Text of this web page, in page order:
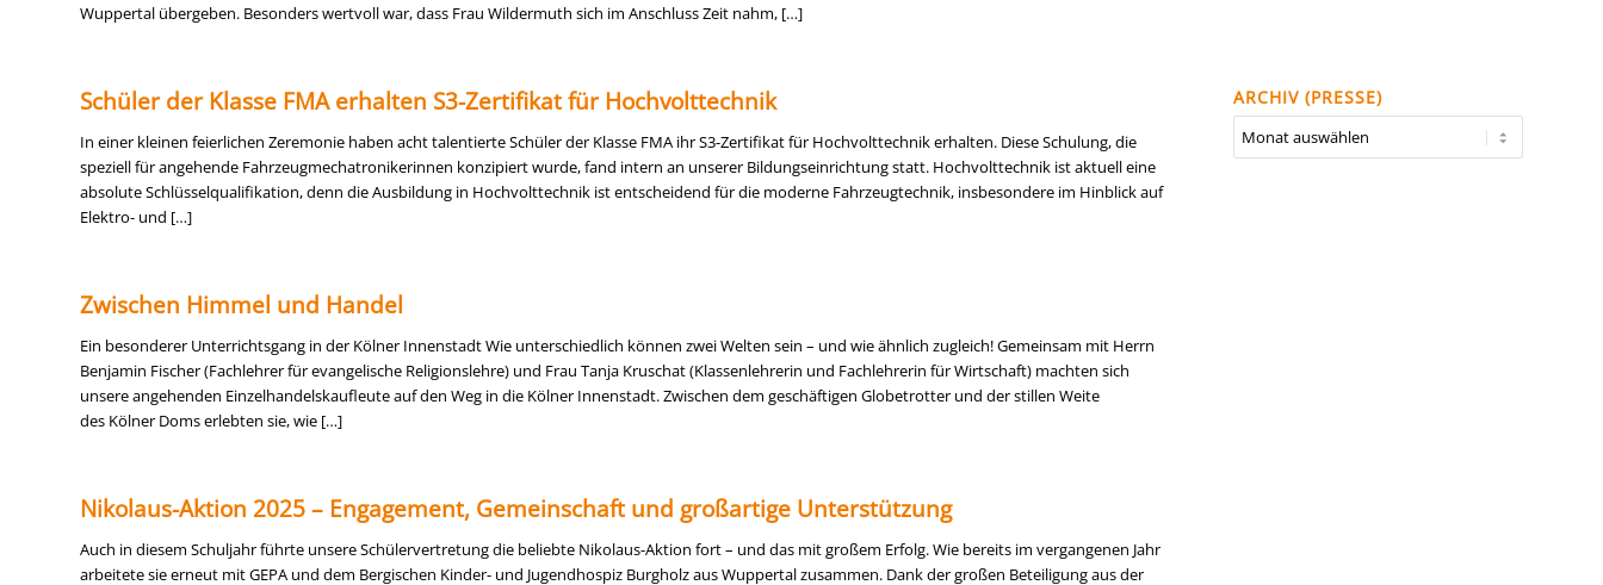
Wuppertal übergeben. Besonders wertvoll war, dass Frau Wildermuth sich im Anschluss Zeit nahm, […]
Schüler der Klasse FMA erhalten S3-Zertifikat für Hochvolttechnik
In einer kleinen feierlichen Zeremonie haben acht talentierte Schüler der Klasse FMA ihr S3-Zertifikat für Hochvolttechnik erhalten. Diese Schulung, die
speziell für angehende Fahrzeugmechatronikerinnen konzipiert wurde, fand intern an unserer Bildungseinrichtung statt. Hochvolttechnik ist aktuell eine
absolute Schlüsselqualifikation, denn die Ausbildung in Hochvolttechnik ist entscheidend für die moderne Fahrzeugtechnik, insbesondere im Hinblick auf
Elektro- und […]
Zwischen Himmel und Handel
Ein besonderer Unterrichtsgang in der Kölner Innenstadt Wie unterschiedlich können zwei Welten sein – und wie ähnlich zugleich! Gemeinsam mit Herrn
Benjamin Fischer (Fachlehrer für evangelische Religionslehre) und Frau Tanja Kruschat (Klassenlehrerin und Fachlehrerin für Wirtschaft) machten sich
unsere angehenden Einzelhandelskaufleute auf den Weg in die Kölner Innenstadt. Zwischen dem geschäftigen Globetrotter und der stillen Weite
des Kölner Doms erlebten sie, wie […]
Nikolaus-Aktion 2025 – Engagement, Gemeinschaft und großartige Unterstützung
Auch in diesem Schuljahr führte unsere Schülervertretung die beliebte Nikolaus-Aktion fort – und das mit großem Erfolg. Wie bereits im vergangenen Jahr
arbeitete sie erneut mit GEPA und dem Bergischen Kinder- und Jugendhospiz Burgholz aus Wuppertal zusammen. Dank der großen Beteiligung aus der
ARCHIV (PRESSE)